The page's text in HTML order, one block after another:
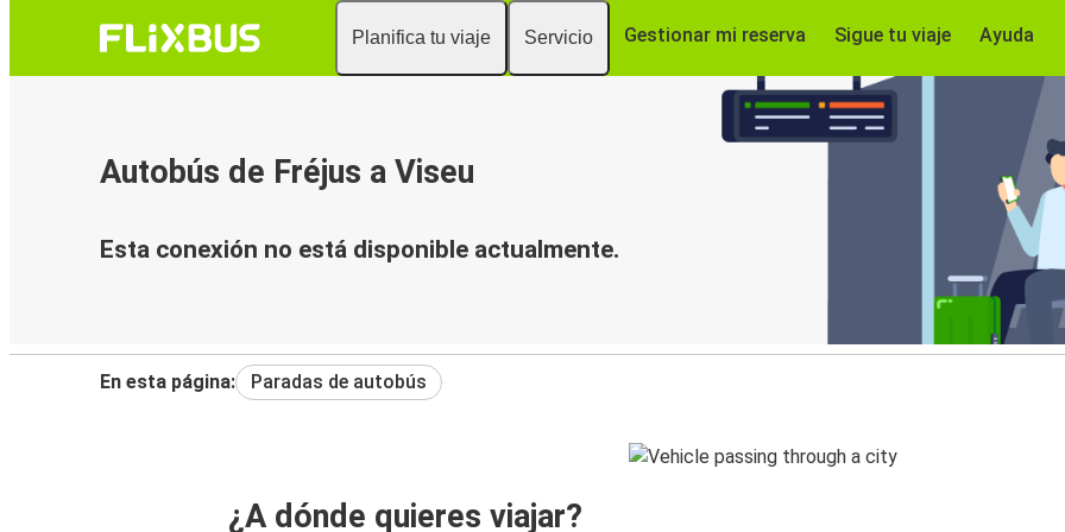
Planifica tu viaje Servicio Gestionar mi reserva Sigue tu viaje Ayuda
Autobús de Fréjus a Viseu
Esta conexión no está disponible actualmente.
En esta página: Paradas de autobús
¿A dónde quieres viajar?